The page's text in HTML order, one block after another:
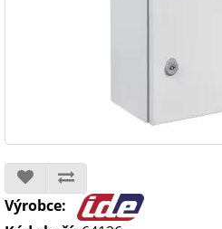
Výrobce: